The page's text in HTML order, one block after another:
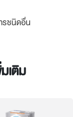
รชนิดอื่น
เติม